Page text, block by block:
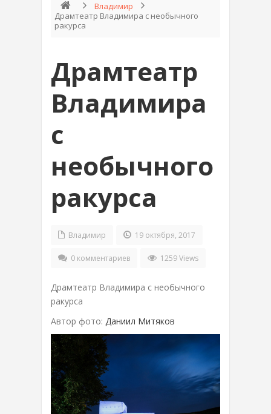
Владимир
Драмтеатр Владимира с необычного
ракурса
Драмтеатр
Владимира
с
необычного
ракурса
Владимир 19 октября, 2017
0 комментариев 1259 Views
Драмтеатр Владимира с необычного
ракурса
Автор фото: Даниил Митяков